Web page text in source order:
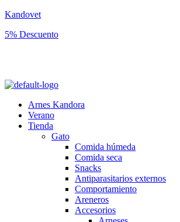
Kandovet
5% Descuento
Arnes Kandora
Verano
Tienda
Gato
Comida húmeda
Comida seca
Snacks
Antiparasitarios externos
Comportamiento
Areneros
Accesorios